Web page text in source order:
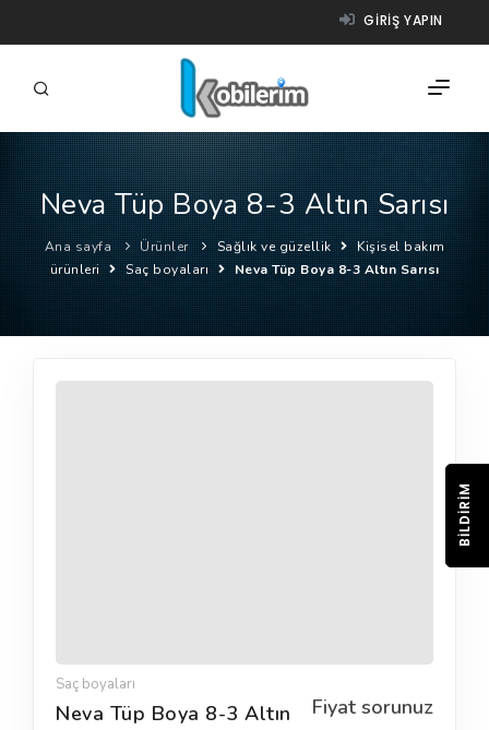
GIRIŞ YAPIN
FIRMALAR
ÜRÜNLER
NASIL ÇALIŞIR?
Neva Tüp Boya 8-3 Altın Sarısı
Ana sayfa Ürünler Sağlık ve güzellik
Kişisel bakım
ürünleri
Saç boyaları Neva Tüp Boya 8-3 Altın Sarısı
Saç boyaları
Fiyat sorunuz
Neva Tüp Boya 8-3 Altın
BILDIRIM